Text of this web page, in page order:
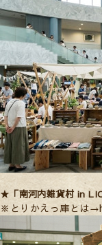
★「南河内雑貨村 in
※ とりかえっ庫と